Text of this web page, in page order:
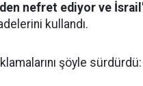
nefret ediyor ve
kullandı.
şöyle sürdürdü: